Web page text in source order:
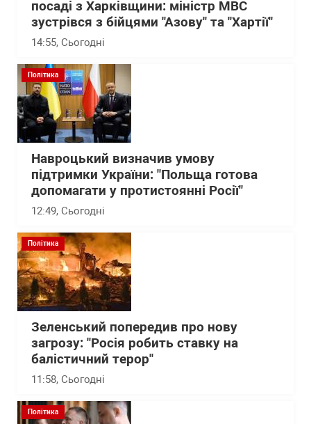
посаді з Харківщини: міністр МВС
зустрівся з бійцями "Азову" та "Хартії"
14:55, Сьогодні
Політика
Навроцький визначив умову
підтримки України: "Польща готова
допомагати у протистоянні Росії"
12:49, Сьогодні
Політика
Зеленський попередив про нову
загрозу: "Росія робить ставку на
балістичний терор"
11:58, Сьогодні
Політика